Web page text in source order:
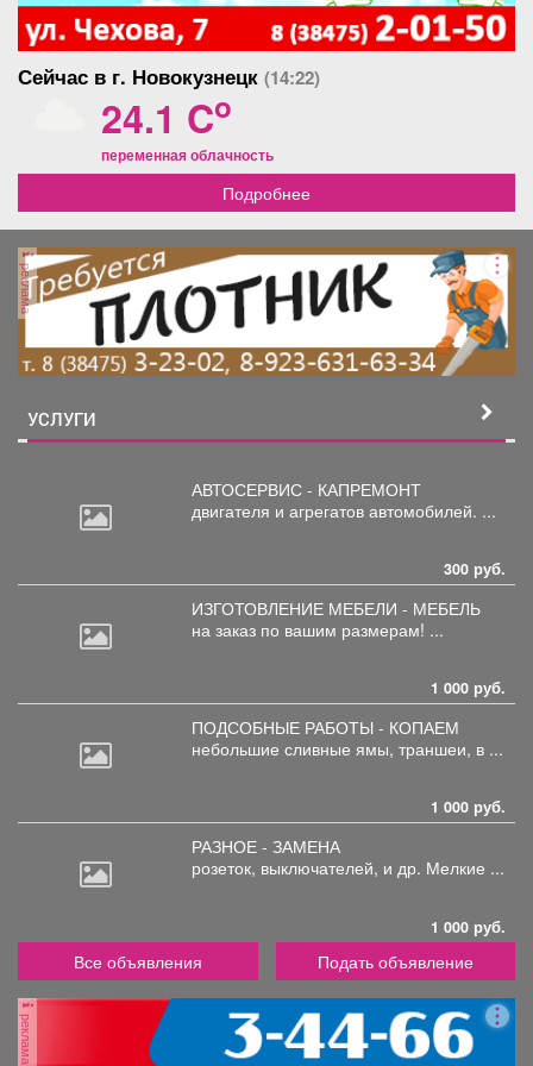
Сейчас в г. Новокузнецк (14:22)
24.1 Co
переменная облачность
Подробнее
реклама
УСЛУГИ
АВТОСЕРВИС - КАПРЕМОНТ
двигателя и агрегатов автомобилей. ...
300 руб.
ИЗГОТОВЛЕНИЕ МЕБЕЛИ - МЕБЕЛЬ
на заказ по вашим размерам! ...
1 000 руб.
ПОДСОБНЫЕ РАБОТЫ - КОПАЕМ
небольшие сливные ямы, траншеи, в ...
1 000 руб.
РАЗНОЕ - ЗАМЕНА
розеток, выключателей, и др. Мелкие ...
1 000 руб.
Все объявления Подать объявление
реклама